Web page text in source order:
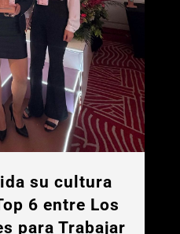
su cultura
6 entre Los
para Trabajar